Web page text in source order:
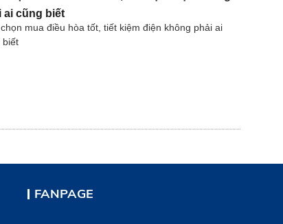
ai cũng biết
mua điều hòa tốt, tiết kiệm điện không phải ai
biết
FANPAGE